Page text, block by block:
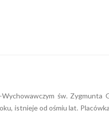
św.
istnieje od ośmiu lat.